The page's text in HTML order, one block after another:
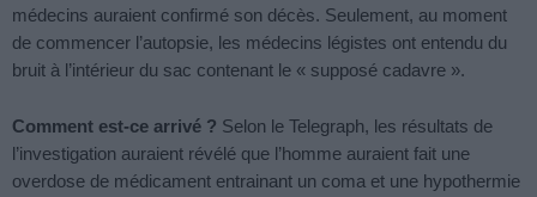
médecins auraient confirmé son décès. Seulement, au moment
de commencer l’autopsie, les médecins légistes ont entendu du
bruit à l’intérieur du sac contenant le « supposé cadavre ».
Comment est-ce arrivé ? Selon le Telegraph, les résultats de
l’investigation auraient révélé que l’homme auraient fait une
overdose de médicament entrainant un coma et une hypothermie